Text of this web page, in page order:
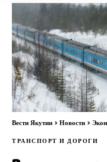
Вести Якутии >Новости >
ТРАНСПОРТ И ДОРОГИ